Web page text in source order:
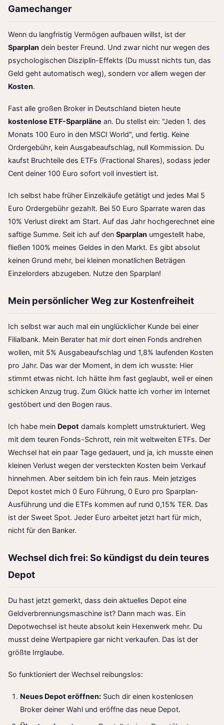
Gamechanger
Wenn du langfristig Vermögen aufbauen willst, ist der
Sparplan dein bester Freund. Und zwar nicht nur wegen des
psychologischen Disziplin-Effekts (Du musst nichts tun, das
Geld geht automatisch weg), sondern vor allem wegen der
Kosten.
Fast alle großen Broker in Deutschland bieten heute
kostenlose ETF-Sparpläne an. Du stellst ein: "Jeden 1. des
Monats 100 Euro in den MSCI World", und fertig. Keine
Ordergebühr, kein Ausgabeaufschlag, null Kommission. Du
kaufst Bruchteile des ETFs (Fractional Shares), sodass jeder
Cent deiner 100 Euro sofort voll investiert ist.
Ich selbst habe früher Einzelkäufe getätigt und jedes Mal 5
Euro Ordergebühr gezahlt. Bei 50 Euro Sparrate waren das
10% Verlust direkt am Start. Auf das Jahr hochgerechnet eine
saftige Summe. Seit ich auf den Sparplan umgestellt habe,
fließen 100% meines Geldes in den Markt. Es gibt absolut
keinen Grund mehr, bei kleinen monatlichen Beträgen
Einzelorders abzugeben. Nutze den Sparplan!
Mein persönlicher Weg zur Kostenfreiheit
Ich selbst war auch mal ein unglücklicher Kunde bei einer
Filialbank. Mein Berater hat mir dort einen Fonds andrehen
wollen, mit 5% Ausgabeaufschlag und 1,8% laufenden Kosten
pro Jahr. Das war der Moment, in dem ich wusste: Hier
stimmt etwas nicht. Ich hätte ihm fast geglaubt, weil er einen
schicken Anzug trug. Zum Glück hatte ich vorher im Internet
gestöbert und den Bogen raus.
Ich habe mein Depot damals komplett umstrukturiert. Weg
mit dem teuren Fonds-Schrott, rein mit weltweiten ETFs. Der
Wechsel hat ein paar Tage gedauert, und ja, ich musste einen
kleinen Verlust wegen der versteckten Kosten beim Verkauf
hinnehmen. Aber seitdem bin ich fein raus. Mein jetziges
Depot kostet mich 0 Euro Führung, 0 Euro pro Sparplan-
Ausführung und die ETFs kommen auf rund 0,15% TER. Das
ist der Sweet Spot. Jeder Euro arbeitet jetzt hart für mich,
nicht für den Banker.
Wechsel dich frei: So kündigst du dein teures
Depot
Du hast jetzt gemerkt, dass dein aktuelles Depot eine
Geldverbrennungsmaschine ist? Dann mach was. Ein
Depotwechsel ist heute absolut kein Hexenwerk mehr. Du
musst deine Wertpapiere gar nicht verkaufen. Das ist der
größte Irrglaube.
So funktioniert der Wechsel reibungslos:
Neues Depot eröffnen: Such dir einen kostenlosen
Broker deiner Wahl und eröffne das neue Depot.